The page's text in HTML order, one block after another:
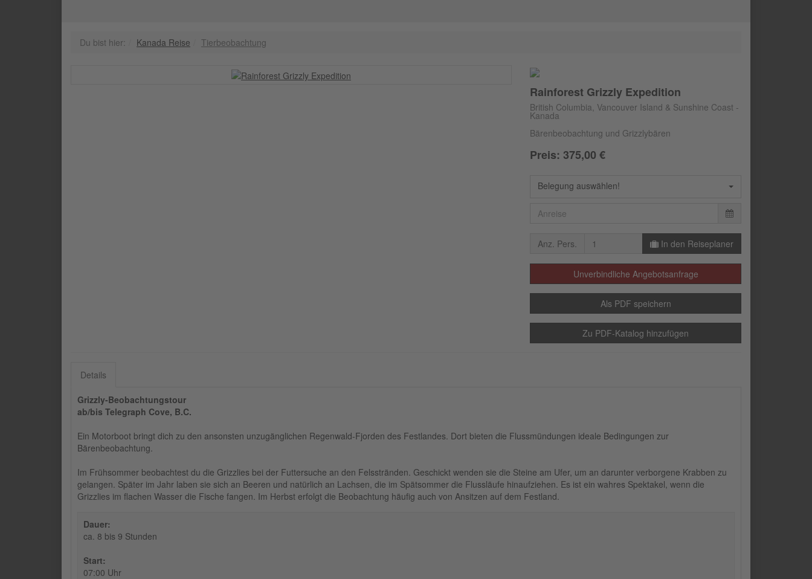
Du bist hier: Kanada Reise Tierbeobachtung
Rainforest Grizzly Expedition
British Columbia, Vancouver Island & Sunshine Coast -
Kanada
Bärenbeobachtung und Grizzlybären
Preis: 375,00 €
Belegung auswählen!
Anz. Pers. In den Reiseplaner
Unverbindliche Angebotsanfrage
Als PDF speichern
Zu PDF-Katalog hinzufügen
Details
Grizzly-Beobachtungstour
ab/bis Telegraph Cove, B.C.
Ein Motorboot bringt dich zu den ansonsten unzugänglichen Regenwald-Fjorden des Festlandes. Dort bieten die Flussmündungen ideale Bedingungen zur
Bärenbeobachtung.
Im Frühsommer beobachtest du die Grizzlies bei der Futtersuche an den Felsstränden. Geschickt wenden sie die Steine am Ufer, um an darunter verborgene Krabben zu
gelangen. Später im Jahr laben sie sich an Beeren und natürlich an Lachsen, die im Spätsommer die Flussläufe hinaufziehen. Es ist ein wahres Spektakel, wenn die
Grizzlies im flachen Wasser die Fische fangen. Im Herbst erfolgt die Beobachtung häufig auch von Ansitzen auf dem Festland.
Dauer:
ca. 8 bis 9 Stunden
Start:
07:00 Uhr